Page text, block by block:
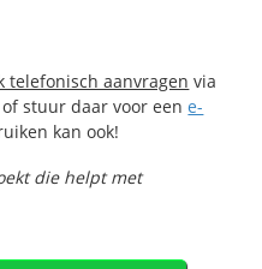
telefonisch aanvragen via
stuur daar voor eene-
kan ook!
die helpt met